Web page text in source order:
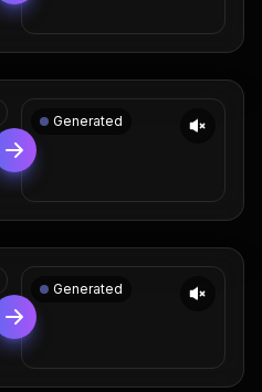
Generated
Generated